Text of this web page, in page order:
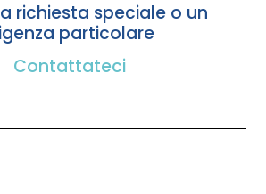
richiesta speciale o un
particolare
Contattateci